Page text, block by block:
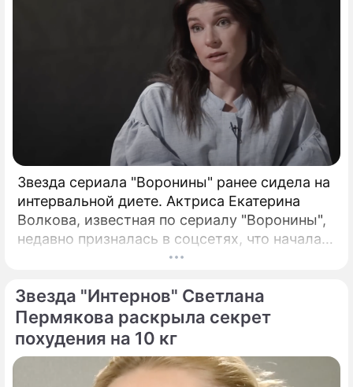
утверждения выберите: (а) Правда или (б)
Звезда сериала "Воронины" ранее сидела на
интервальной диете. Актриса Екатерина
Волкова, известная по сериалу "Воронины",
недавно призналась в соцсетях, что начала
заедать стресс из-за трагического события
Звезда "Интернов" Светлана
Пермякова раскрыла секрет
похудения на 10 кг